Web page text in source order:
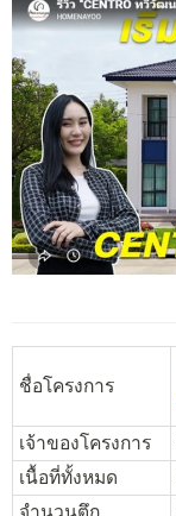
ชื่อโครงการ
เจ้าของโครงการ
เนื้อที่ทั้งหมด